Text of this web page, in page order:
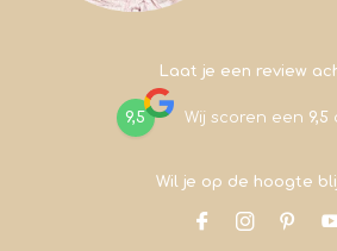
Laat je een review
9,5 Wij scoren een 9,5
Wil je op de hoogte